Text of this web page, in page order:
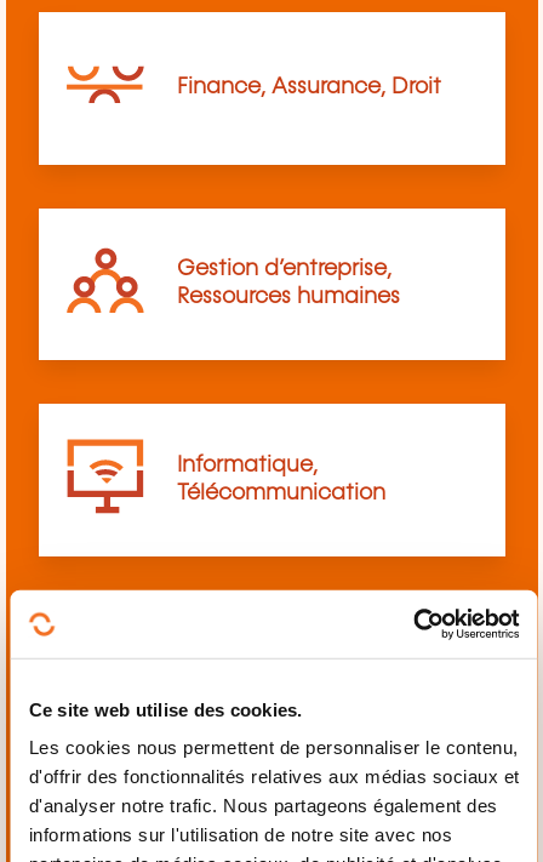
Ce site web utilise des cookies.
Les cookies nous permettent de personnaliser le contenu,
d'offrir des fonctionnalités relatives aux médias sociaux et
d'analyser notre trafic. Nous partageons également des
informations sur l'utilisation de notre site avec nos
Finance, Assurance, Droit
Gestion d’entreprise,
Ressources humaines
Informatique,
Télécommunication
Mécanique,